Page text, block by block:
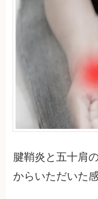
腱鞘炎と五十肩
からいただいた